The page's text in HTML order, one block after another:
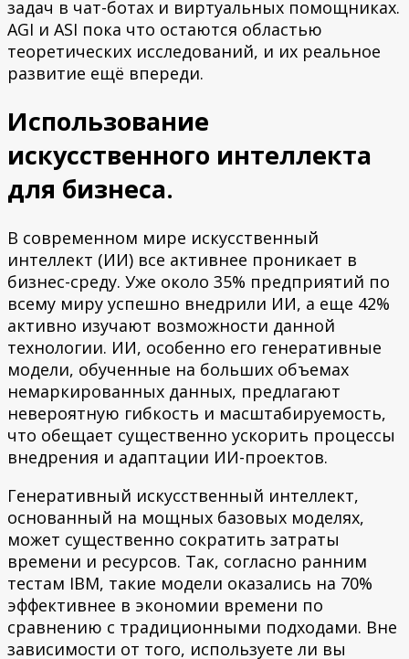
задач в чат-ботах и виртуальных помощниках.
AGI и ASI пока что остаются областью
теоретических исследований, и их реальное
развитие ещё впереди.
Использование
искусственного интеллекта
для бизнеса.
В современном мире искусственный
интеллект (ИИ) все активнее проникает в
бизнес-среду. Уже около 35% предприятий по
всему миру успешно внедрили ИИ, а еще 42%
активно изучают возможности данной
технологии. ИИ, особенно его генеративные
модели, обученные на больших объемах
немаркированных данных, предлагают
невероятную гибкость и масштабируемость,
что обещает существенно ускорить процессы
внедрения и адаптации ИИ-проектов.
Генеративный искусственный интеллект,
основанный на мощных базовых моделях,
может существенно сократить затраты
времени и ресурсов. Так, согласно ранним
тестам IBM, такие модели оказались на 70%
эффективнее в экономии времени по
сравнению с традиционными подходами. Вне
зависимости от того, используете ли вы